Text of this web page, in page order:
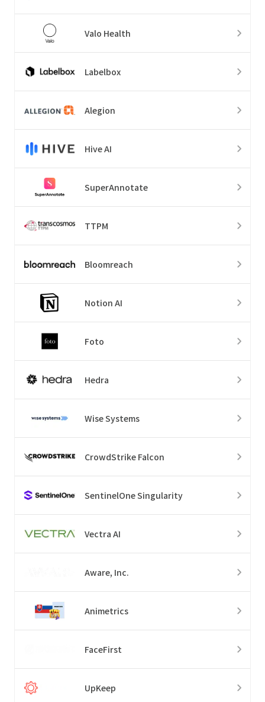
Valo Health
Labelbox
Alegion
Hive AI
SuperAnnotate
TTPM
Bloomreach
Notion AI
Foto
Hedra
Wise Systems
CrowdStrike Falcon
SentinelOne Singularity
Vectra AI
Aware, Inc.
Animetrics
FaceFirst
UpKeep